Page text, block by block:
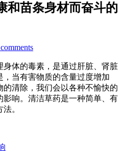
和苗条身材而奋斗的
体的毒素，是通过肝脏、肾脏
当有害物质的含量过度增加
清除，我们会以各种不愉快的
响。清洁草药是一种简单、有
。